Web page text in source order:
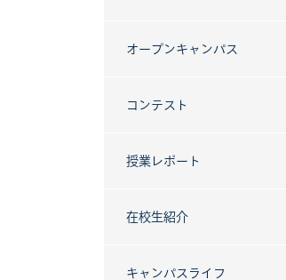
オープンキャンパス
コンテスト
授業レポート
在校生紹介
キャンパスライフ